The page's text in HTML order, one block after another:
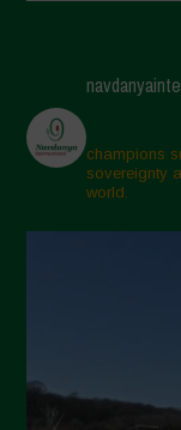
Aprile 2025
Marzo 2025
Febbraio 2025
Gennaio 2025
Settembre 2024
champions
sovereignty
world.